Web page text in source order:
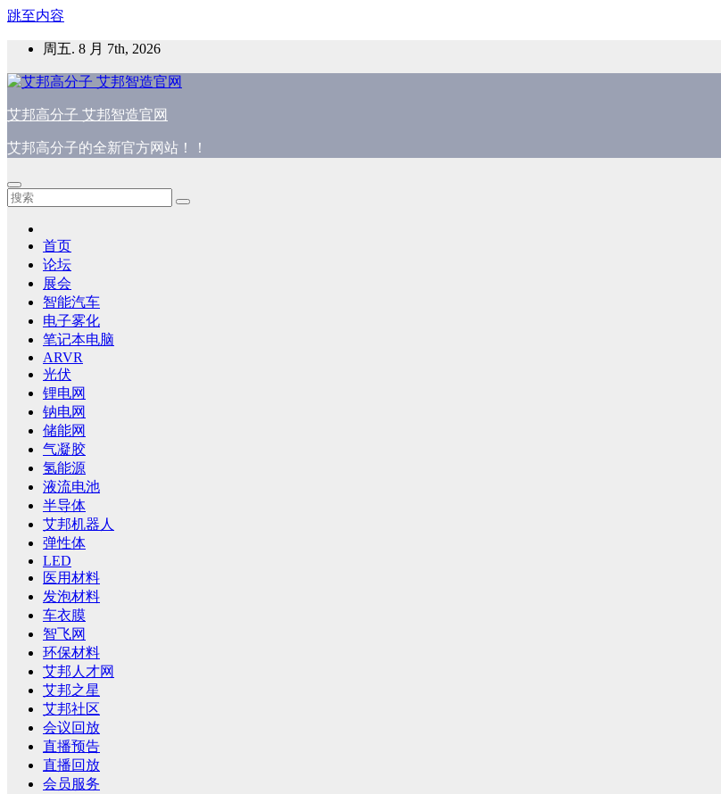
跳至内容
周五. 8 月 7th, 2026
艾邦高分子 艾邦智造官网
艾邦高分子的全新官方网站！！
首页
论坛
展会
智能汽车
电子雾化
笔记本电脑
ARVR
光伏
锂电网
钠电网
储能网
气凝胶
氢能源
液流电池
半导体
艾邦机器人
弹性体
LED
医用材料
发泡材料
车衣膜
智飞网
环保材料
艾邦人才网
艾邦之星
艾邦社区
会议回放
直播预告
直播回放
会员服务